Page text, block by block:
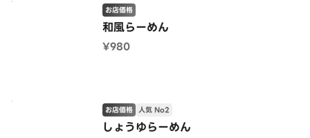
和風らーめん
お店価格
¥980
しょうゆらーめん
お店価格 人気 No2